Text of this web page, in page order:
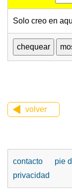
Solo creo en
volver
contacto pie
privacidad